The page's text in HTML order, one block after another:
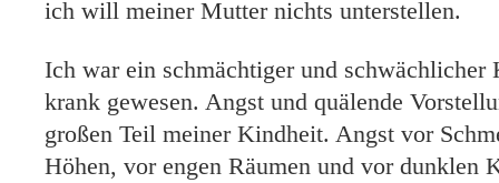
ich will meiner Mutter nichts unterstellen.
Ich war ein schmächtiger und
krank gewesen. Angst und quälende
großen Teil meiner Kindheit. Angst vor
Höhen, vor engen Räumen und vor dunklen